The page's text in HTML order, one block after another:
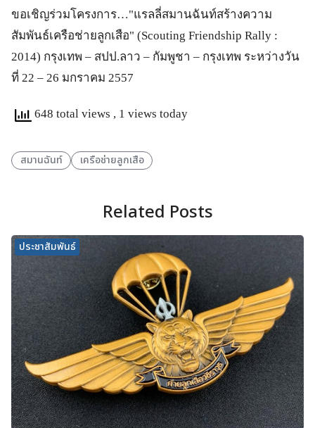
ขอเชิญร่วมโครงการ…"แรลลี่สมานฉันท์สร้างความ
สัมพันธ์เครือช่ายลูกเสือ" (Scouting Friendship Rally :
2014) กรุงเทพ – สปป.ลาว – กัมพูชา – กรุงเทพ ระหว่างวัน
ที่ 22 – 26 มกราคม 2557
648 total views , 1 views today
สมานฉันท์ เครือช่ายลูกเสือ
Related Posts
ประชาสัมพันธ์